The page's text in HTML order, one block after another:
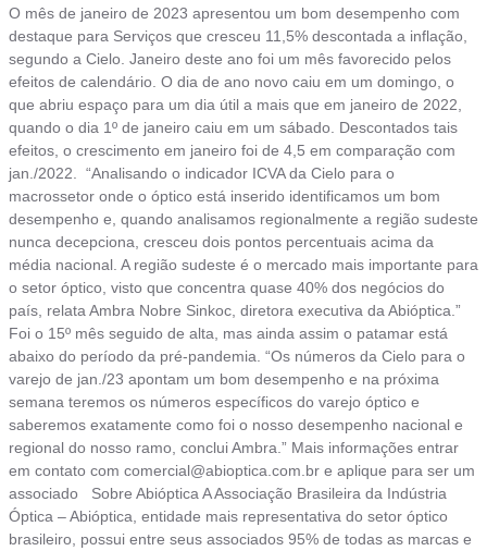
O mês de janeiro de 2023 apresentou um bom desempenho com
destaque para Serviços que cresceu 11,5% descontada a inflação,
segundo a Cielo. Janeiro deste ano foi um mês favorecido pelos
efeitos de calendário. O dia de ano novo caiu em um domingo, o
que abriu espaço para um dia útil a mais que em janeiro de 2022,
quando o dia 1º de janeiro caiu em um sábado. Descontados tais
efeitos, o crescimento em janeiro foi de 4,5 em comparação com
jan./2022. “Analisando o indicador ICVA da Cielo para o
macrossetor onde o óptico está inserido identificamos um bom
desempenho e, quando analisamos regionalmente a região sudeste
nunca decepciona, cresceu dois pontos percentuais acima da
média nacional. A região sudeste é o mercado mais importante para
o setor óptico, visto que concentra quase 40% dos negócios do
país, relata Ambra Nobre Sinkoc, diretora executiva da Abióptica.”
Foi o 15º mês seguido de alta, mas ainda assim o patamar está
abaixo do período da pré-pandemia. “Os números da Cielo para o
varejo de jan./23 apontam um bom desempenho e na próxima
semana teremos os números específicos do varejo óptico e
saberemos exatamente como foi o nosso desempenho nacional e
regional do nosso ramo, conclui Ambra.” Mais informações entrar
em contato com comercial@abioptica.com.br e aplique para ser um
associado Sobre Abióptica A Associação Brasileira da Indústria
Óptica – Abióptica, entidade mais representativa do setor óptico
brasileiro, possui entre seus associados 95% de todas as marcas e